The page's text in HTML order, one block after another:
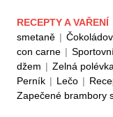
RECEPTY A VAŘENÍ
smetaně |
con carne |
džem | Zelná polévka
Perník | Lečo |
Zapečené brambory